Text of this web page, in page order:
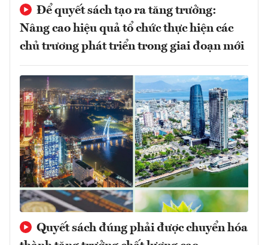
Để quyết sách tạo ra tăng trưởng:
Nâng cao hiệu quả tổ chức thực hiện các
chủ trương phát triển trong giai đoạn mới
Quyết sách đúng phải được chuyển hóa